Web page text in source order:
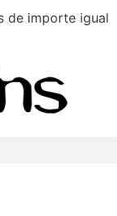
de importe igual